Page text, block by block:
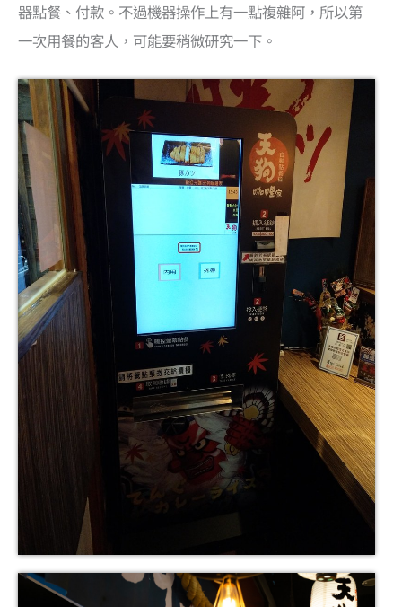
器點餐、付款。不過機器操作上有一點複雜阿，所以第
一次用餐的客人，可能要稍微研究一下。